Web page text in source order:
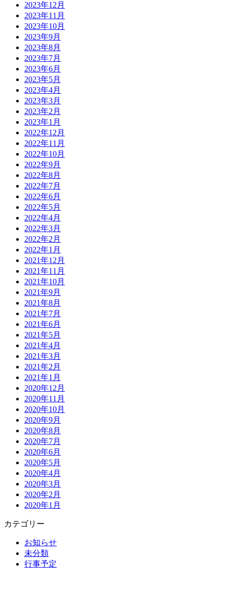
2023年12月
2023年11月
2023年10月
2023年9月
2023年8月
2023年7月
2023年6月
2023年5月
2023年4月
2023年3月
2023年2月
2023年1月
2022年12月
2022年11月
2022年10月
2022年9月
2022年8月
2022年7月
2022年6月
2022年5月
2022年4月
2022年3月
2022年2月
2022年1月
2021年12月
2021年11月
2021年10月
2021年9月
2021年8月
2021年7月
2021年6月
2021年5月
2021年4月
2021年3月
2021年2月
2021年1月
2020年12月
2020年11月
2020年10月
2020年9月
2020年8月
2020年7月
2020年6月
2020年5月
2020年4月
2020年3月
2020年2月
2020年1月
カテゴリー
お知らせ
未分類
行事予定